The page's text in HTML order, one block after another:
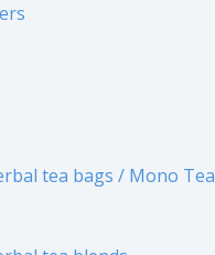
tea bags / Mono Tea